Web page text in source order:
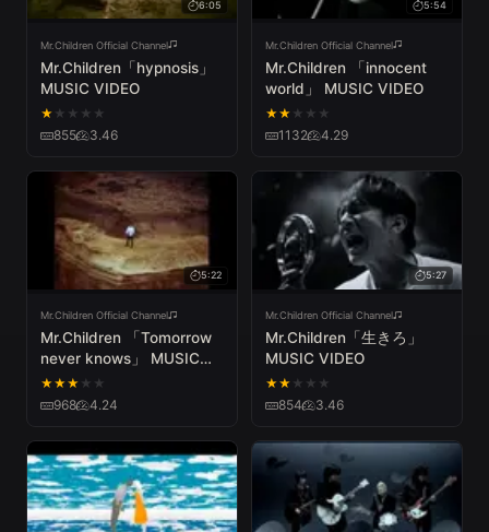
6:05
Mr.Children Official Channel
Mr.Children「hypnosis」
MUSIC VIDEO
★ ★ ★ ★ ★
855 3.46
5:54
Mr.Children Official Channel
Mr.Children 「innocent
world」 MUSIC VIDEO
★★ ★ ★ ★
1132 4.29
5:22
Mr.Children Official Channel
Mr.Children 「Tomorrow
never knows」 MUSIC
VIDEO
★★★ ★ ★
968 4.24
5:27
Mr.Children Official Channel
Mr.Children「生きろ」
MUSIC VIDEO
★★ ★ ★ ★
854 3.46